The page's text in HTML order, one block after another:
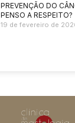
PREVENÇÃO DO
PENSO A RESPEITO?
19 de fevereiro de